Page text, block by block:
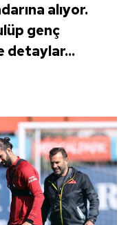
alıyor.
genç
detaylar...